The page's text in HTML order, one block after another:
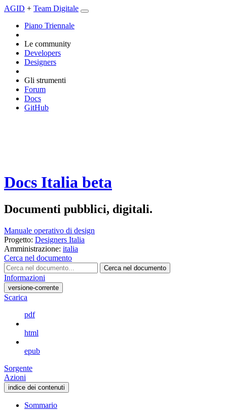
AGID + Team Digitale
Piano Triennale
Le community
Developers
Designers
Gli strumenti
Forum
Docs
GitHub
Docs Italia beta
Documenti pubblici, digitali.
Manuale operativo di design
Progetto: Designers Italia
Amministrazione: italia
Cerca nel documento
Cerca nel documento
Informazioni
versione-corrente
Scarica
pdf
html
epub
Sorgente
Azioni
indice dei contenuti
Sommario